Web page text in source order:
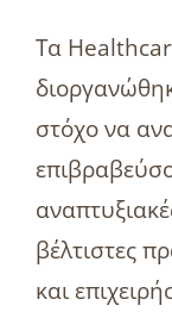
Τα
στόχο να
βέλτιστες
και